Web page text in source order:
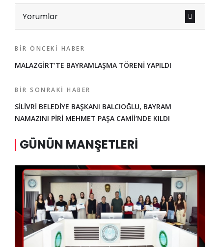
Yorumlar
BIR ÖNCEKI HABER
MALAZGİRT’TE BAYRAMLAŞMA TÖRENİ YAPILDI
BIR SONRAKI HABER
SİLİVRİ BELEDİYE BAŞKANI BALCIOĞLU, BAYRAM
NAMAZINI PİRİ MEHMET PAŞA CAMİİ’NDE KILDI
GÜNÜN MANŞETLERI